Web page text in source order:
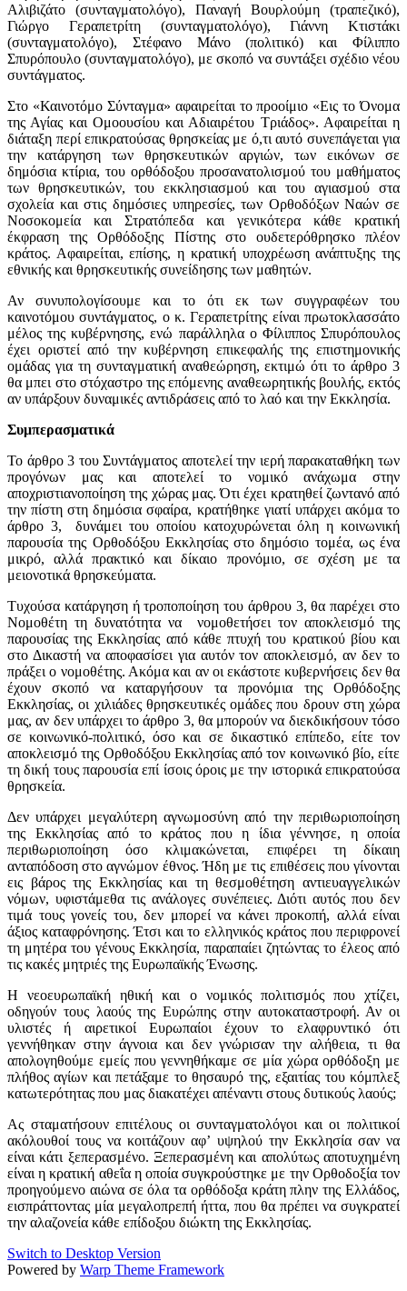
Αλιβιζάτο (συνταγματολόγο), Παναγή Βουρλούμη (τραπεζικό),
Γιώργο Γεραπετρίτη (συνταγματολόγο), Γιάννη Κτιστάκι
(συνταγματολόγο), Στέφανο Μάνο (πολιτικό) και Φίλιππο
Σπυρόπουλο (συνταγματολόγο), με σκοπό να συντάξει σχέδιο νέου
συντάγματος.
Στο «Καινοτόμο Σύνταγμα» αφαιρείται το προοίμιο «Εις το Όνομα
της Αγίας και Ομοουσίου και Αδιαιρέτου Τριάδος». Αφαιρείται η
διάταξη περί επικρατούσας θρησκείας με ό,τι αυτό συνεπάγεται για
την κατάργηση των θρησκευτικών αργιών, των εικόνων σε
δημόσια κτίρια, του ορθόδοξου προσανατολισμού του μαθήματος
των θρησκευτικών, του εκκλησιασμού και του αγιασμού στα
σχολεία και στις δημόσιες υπηρεσίες, των Ορθοδόξων Ναών σε
Νοσοκομεία και Στρατόπεδα και γενικότερα κάθε κρατική
έκφραση της Ορθόδοξης Πίστης στο ουδετερόθρησκο πλέον
κράτος. Αφαιρείται, επίσης, η κρατική υποχρέωση ανάπτυξης της
εθνικής και θρησκευτικής συνείδησης των μαθητών.
Αν συνυπολογίσουμε και το ότι εκ των συγγραφέων του
καινοτόμου συντάγματος, ο κ. Γεραπετρίτης είναι πρωτοκλασσάτο
μέλος της κυβέρνησης, ενώ παράλληλα ο Φίλιππος Σπυρόπουλος
έχει οριστεί από την κυβέρνηση επικεφαλής της επιστημονικής
ομάδας για τη συνταγματική αναθεώρηση, εκτιμώ ότι το άρθρο 3
θα μπει στο στόχαστρο της επόμενης αναθεωρητικής βουλής, εκτός
αν υπάρξουν δυναμικές αντιδράσεις από το λαό και την Εκκλησία.
Συμπερασματικά
Το άρθρο 3 του Συντάγματος αποτελεί την ιερή παρακαταθήκη των
προγόνων μας και αποτελεί το νομικό ανάχωμα στην
αποχριστιανοποίηση της χώρας μας. Ότι έχει κρατηθεί ζωντανό από
την πίστη στη δημόσια σφαίρα, κρατήθηκε γιατί υπάρχει ακόμα το
άρθρο 3, δυνάμει του οποίου κατοχυρώνεται όλη η κοινωνική
παρουσία της Ορθοδόξου Εκκλησίας στο δημόσιο τομέα, ως ένα
μικρό, αλλά πρακτικό και δίκαιο προνόμιο, σε σχέση με τα
μειονοτικά θρησκεύματα.
Τυχούσα κατάργηση ή τροποποίηση του άρθρου 3, θα παρέχει στο
Νομοθέτη τη δυνατότητα να νομοθετήσει τον αποκλεισμό της
παρουσίας της Εκκλησίας από κάθε πτυχή του κρατικού βίου και
στο Δικαστή να αποφασίσει για αυτόν τον αποκλεισμό, αν δεν το
πράξει ο νομοθέτης. Ακόμα και αν οι εκάστοτε κυβερνήσεις δεν θα
έχουν σκοπό να καταργήσουν τα προνόμια της Ορθόδοξης
Εκκλησίας, οι χιλιάδες θρησκευτικές ομάδες που δρουν στη χώρα
μας, αν δεν υπάρχει το άρθρο 3, θα μπορούν να διεκδικήσουν τόσο
σε κοινωνικό-πολιτικό, όσο και σε δικαστικό επίπεδο, είτε τον
αποκλεισμό της Ορθοδόξου Εκκλησίας από τον κοινωνικό βίο, είτε
τη δική τους παρουσία επί ίσοις όροις με την ιστορικά επικρατούσα
θρησκεία.
Δεν υπάρχει μεγαλύτερη αγνωμοσύνη από την περιθωριοποίηση
της Εκκλησίας από το κράτος που η ίδια γέννησε, η οποία
περιθωριοποίηση όσο κλιμακώνεται, επιφέρει τη δίκαιη
ανταπόδοση στο αγνώμον έθνος. Ήδη με τις επιθέσεις που γίνονται
εις βάρος της Εκκλησίας και τη θεσμοθέτηση αντιευαγγελικών
νόμων, υφιστάμεθα τις ανάλογες συνέπειες. Διότι αυτός που δεν
τιμά τους γονείς του, δεν μπορεί να κάνει προκοπή, αλλά είναι
άξιος καταφρόνησης. Έτσι και το ελληνικός κράτος που περιφρονεί
τη μητέρα του γένους Εκκλησία, παραπαίει ζητώντας το έλεος από
τις κακές μητριές της Ευρωπαϊκής Ένωσης.
Η νεοευρωπαϊκή ηθική και ο νομικός πολιτισμός που χτίζει,
οδηγούν τους λαούς της Ευρώπης στην αυτοκαταστροφή. Αν οι
υλιστές ή αιρετικοί Ευρωπαίοι έχουν το ελαφρυντικό ότι
γεννήθηκαν στην άγνοια και δεν γνώρισαν την αλήθεια, τι θα
απολογηθούμε εμείς που γεννηθήκαμε σε μία χώρα ορθόδοξη με
πλήθος αγίων και πετάξαμε το θησαυρό της, εξαιτίας του κόμπλεξ
κατωτερότητας που μας διακατέχει απέναντι στους δυτικούς λαούς;
Ας σταματήσουν επιτέλους οι συνταγματολόγοι και οι πολιτικοί
ακόλουθοί τους να κοιτάζουν αφ’ υψηλού την Εκκλησία σαν να
είναι κάτι ξεπερασμένο. Ξεπερασμένη και απολύτως αποτυχημένη
είναι η κρατική αθεΐα η οποία συγκρούστηκε με την Ορθοδοξία τον
προηγούμενο αιώνα σε όλα τα ορθόδοξα κράτη πλην της Ελλάδος,
εισπράττοντας μία μεγαλοπρεπή ήττα, που θα πρέπει να συγκρατεί
την αλαζονεία κάθε επίδοξου διώκτη της Εκκλησίας.
Switch to Desktop Version
Powered by Warp Theme Framework